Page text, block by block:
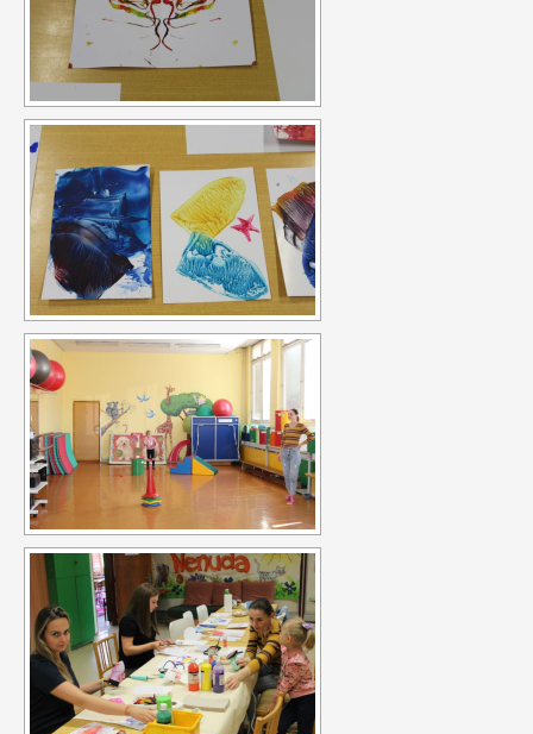
dobrovolnická služba – Discover your possibilities with
Kamarád – NenudaProjekt vznikl po zkušenosti z
předchozích projektů EDS. Cílem je umožnit
dobrovolníkům působit v organizaci, aby mohli
zrealizovat své vlastní projekty. Plně se zapojí do chodu
organizace. Organizace předá dobrovolníkům nové
zkušenosti a dovednosti.Organizace sama rozšíří tak svou
činnost o další aktivity. Působením dobrovolníků v organizace
má za cíl pro komunitu rozšíření nabídky činností organizace,
seznámení s novou kulturou a komunikace s rodilými mluvčími.
V rámci programu budou v organizaci vždy působit 2 zahraniční
dobrovolníci. Základním předpokladem pro přijetí zahraničního
dobrovolníka je jeho velká motivace a jeho návrh na projekt
pro činnost v organizaci.Aktivity projektu jsou sloučené s
celkovou činností organizací. Dobrovolníci budou začleněni do
celého pracovního běhu organizace a budou pracovat v
miniškolce, v rámci odpoledních aktivit pro mládež a budou se
rovněž podílet na přípravě a nabídce svých vlastních aktivit.
Budou svou činností propagovat EDS a program Erasmus+.
hlavní aktivity bude patřit seznámení místní komunity i
dobrovolníka s novou kulturou.
Ministerstvo práce a sociálních věcí ve spolupráci s